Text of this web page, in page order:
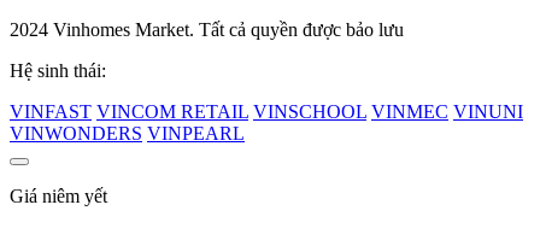
2024 Vinhomes Market. Tất cả quyền được bảo lưu
Hệ sinh thái:
VINFAST VINCOM RETAIL VINSCHOOL VINMEC VINUNI
VINWONDERS VINPEARL
Giá niêm yết